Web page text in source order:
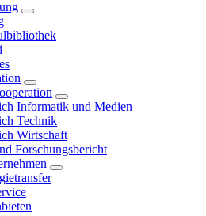
Informatik und Medien
Technik
Wirtschaft
Forschungsbericht